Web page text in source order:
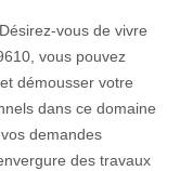
vous de vivre
vous pouvez
démousser votre
dans ce domaine
demandes
des travaux